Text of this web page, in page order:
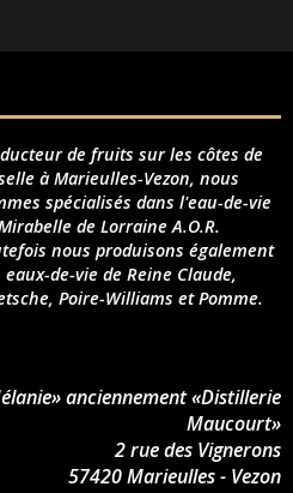
de fruits sur les côtes de
à Marieulles-Vezon, nous
spécialisés dans l'eau-de-vie
de Lorraine A.O.R.
nous produisons également
eaux-de-vie de Reine Claude,
Poire-Williams et Pomme.
anciennement «Distillerie
Maucourt»
2 rue des Vignerons
57420 Marieulles - Vezon